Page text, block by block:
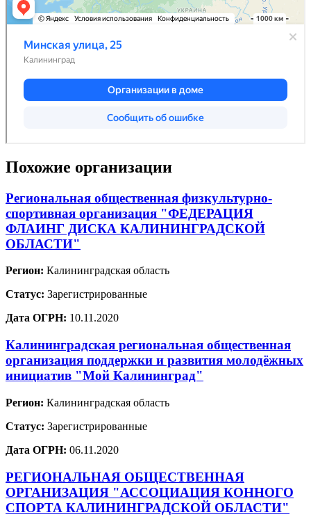
Похожие организации
Региональная общественная физкультурно-
спортивная организация "ФЕДЕРАЦИЯ
ФЛАИНГ ДИСКА КАЛИНИНГРАДСКОЙ
ОБЛАСТИ"
Регион: Калининградская область
Статус: Зарегистрированные
Дата ОГРН: 10.11.2020
Калининградская региональная общественная
организация поддержки и развития молодёжных
инициатив "Мой Калининград"
Регион: Калининградская область
Статус: Зарегистрированные
Дата ОГРН: 06.11.2020
РЕГИОНАЛЬНАЯ ОБЩЕСТВЕННАЯ
ОРГАНИЗАЦИЯ "АССОЦИАЦИЯ КОННОГО
СПОРТА КАЛИНИНГРАДСКОЙ ОБЛАСТИ"